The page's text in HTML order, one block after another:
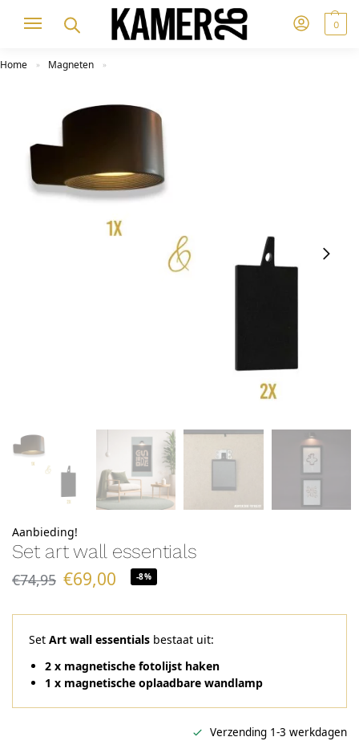
0
Home » Magneten »
Aanbieding!
Set art wall essentials
€74,95 €69,00 -8%
Set Art wall essentials bestaat uit:
2 x magnetische fotolijst haken
1 x magnetische oplaadbare wandlamp
Verzending 1-3 werkdagen